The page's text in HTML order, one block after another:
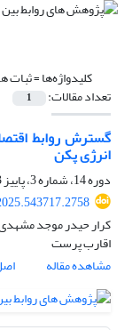
کلیدواژه‌ها =ثبات
تعداد مقالات: 1
گسترش روابط
انرژی پکن
دوره 14، شماره 3، پاییز 1403، صفحه
کرار حیدر موجد
اقارب پرست
مشاهده مقاله